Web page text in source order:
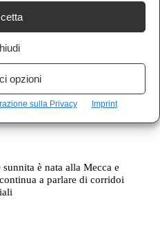
opzioni
sulla Privacy Imprint
indica la Cina come nemico:
fino a Taiwan
è nata alla Mecca e
a parlare di corridoi